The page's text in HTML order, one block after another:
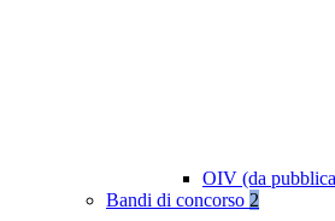
OIV (da
Bandi di concorso 2